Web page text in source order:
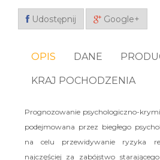
Udostępnij Google+
OPIS DANE
KRAJ POCHODZENIA
Prognozowanie psychologiczno-
podejmowana przez biegłego
na celu przewidywanie ryzyka
najczęściej za zabójstwo